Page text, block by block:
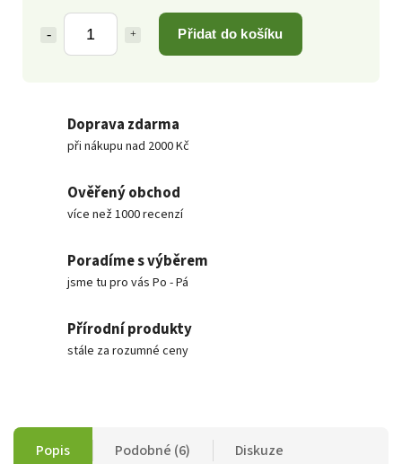
Přidat do košíku
Doprava zdarma
při nákupu nad 2000 Kč
Ověřený obchod
více než 1000 recenzí
Poradíme s výběrem
jsme tu pro vás Po - Pá
Přírodní produkty
stále za rozumné ceny
Popis Podobné (6) Diskuze